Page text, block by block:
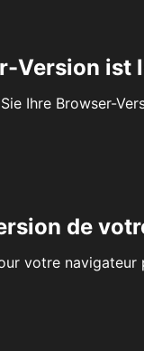
Version ist
Ihre Browser-
de
votre